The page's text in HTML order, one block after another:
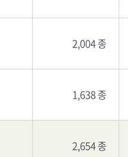
2,004 종
1,638 종
2,654 종